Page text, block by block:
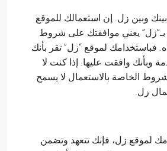
وبين زل. إن استعمالك للموقع
بـ”زل” يعني موافقتك على شروط
فباستخدامك لموقع “زل” تقر بأنك
وبأنك وافقت عليها. إذا كنت لا
الخاصة بالاستعمال لا يسمح
زل.
لموقع زل، فإنك تتعهد وتضمن